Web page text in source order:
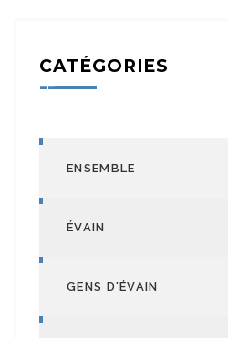
CATÉGORIES
ENSEMBLE
ÉVAIN
GENS D'ÉVAIN